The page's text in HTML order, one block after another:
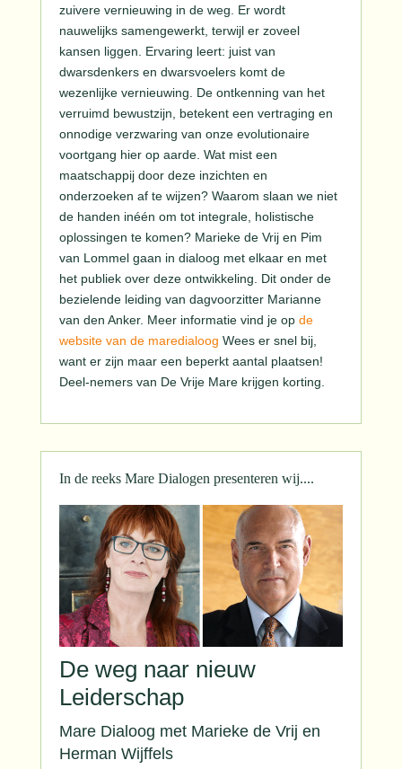
zuivere vernieuwing in de weg. Er wordt
nauwelijks samengewerkt, terwijl er zoveel
kansen liggen. Ervaring leert: juist van
dwarsdenkers en dwarsvoelers komt de
wezenlijke vernieuwing. De ontkenning van het
verruimd bewustzijn, betekent een vertraging en
onnodige verzwaring van onze evolutionaire
voortgang hier op aarde. Wat mist een
maatschappij door deze inzichten en
onderzoeken af te wijzen? Waarom slaan we niet
de handen inéén om tot integrale, holistische
oplossingen te komen? Marieke de Vrij en Pim
van Lommel gaan in dialoog met elkaar en met
het publiek over deze ontwikkeling. Dit onder de
bezielende leiding van dagvoorzitter Marianne
van den Anker. Meer informatie vind je op de
website van de maredialoog Wees er snel bij,
want er zijn maar een beperkt aantal plaatsen!
Deel-nemers van De Vrije Mare krijgen korting.
In de reeks Mare Dialogen presenteren wij....
De weg naar nieuw
Leiderschap
Mare Dialoog met Marieke de Vrij en
Herman Wijffels